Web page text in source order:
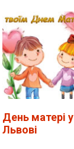
День матері у
Львові